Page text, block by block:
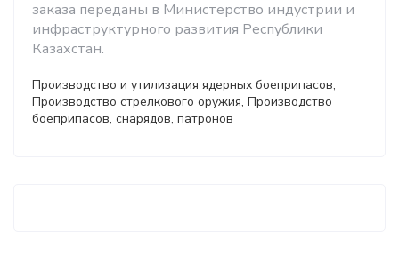
заказа переданы в Министерство индустрии и
инфраструктурного развития Республики
Казахстан.
Производство и утилизация ядерных боеприпасов,
Производство стрелкового оружия, Производство
боеприпасов, снарядов, патронов